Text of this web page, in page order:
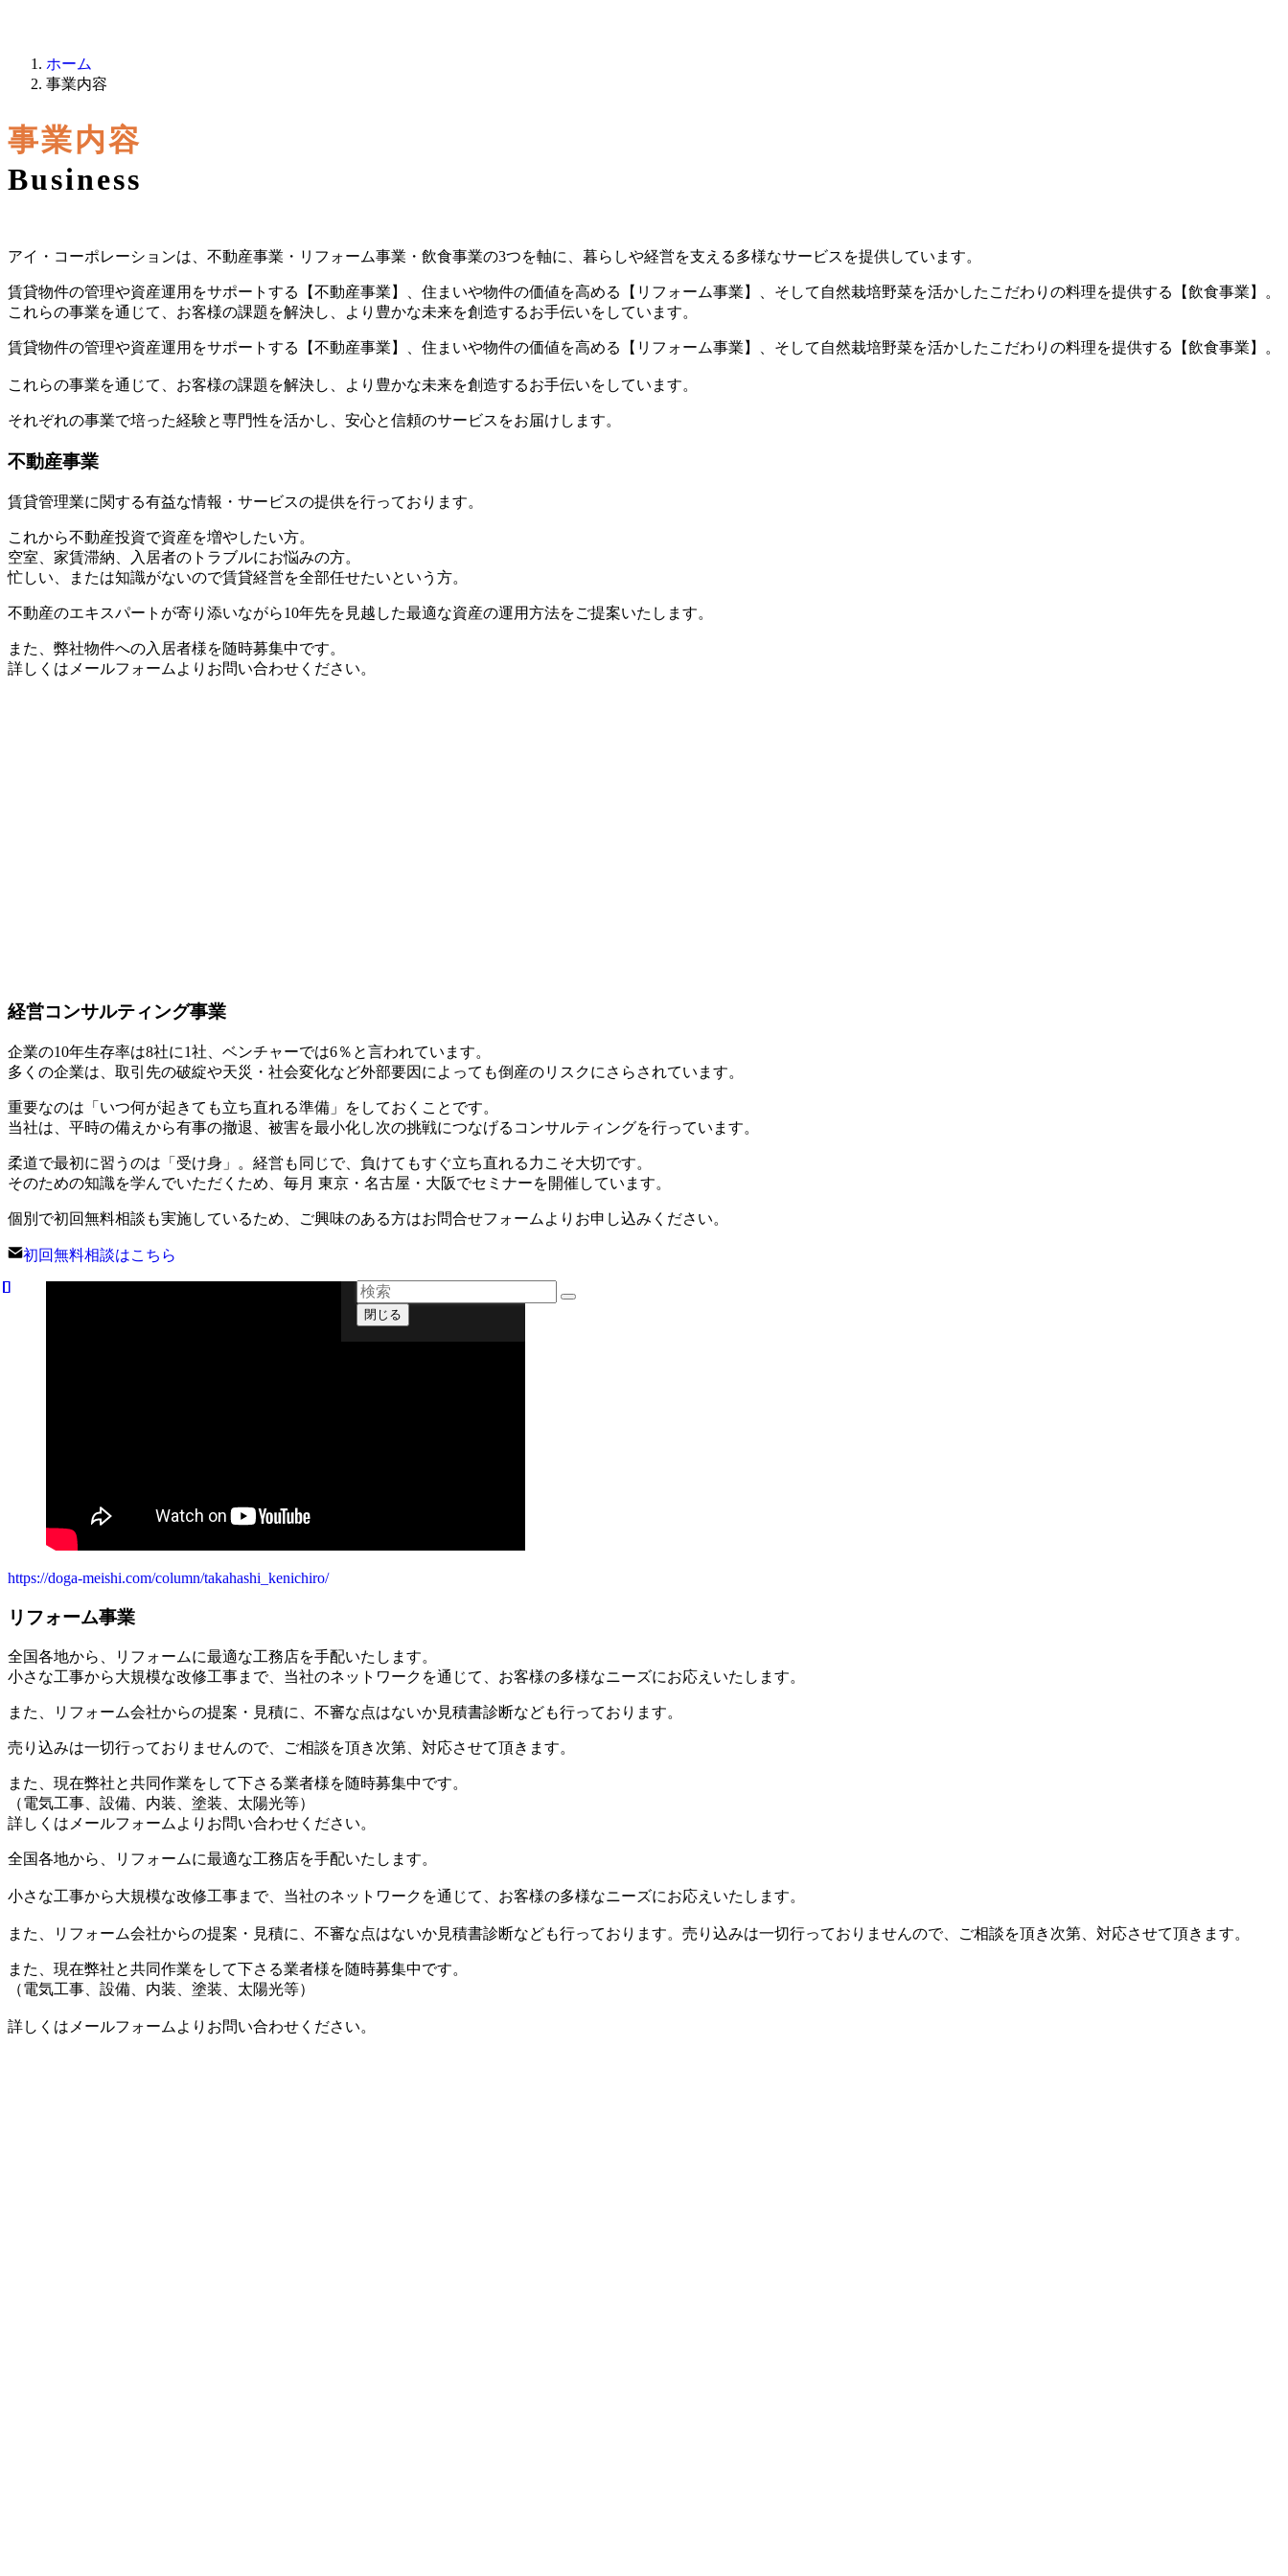
ホーム
事業内容
事業内容
Business
アイ・コーポレーションは、不動産事業・リフォーム事業・飲食事業の3つを軸に、暮らしや経営を支える多様なサービスを提供しています。
賃貸物件の管理や資産運用をサポートする【不動産事業】、住まいや物件の価値を高める【リフォーム事業】、そして自然栽培野菜を活かしたこだわりの料理を提供する【飲食事業】。
これらの事業を通じて、お客様の課題を解決し、より豊かな未来を創造するお手伝いをしています。
賃貸物件の管理や資産運用をサポートする【不動産事業】、住まいや物件の価値を高める【リフォーム事業】、そして自然栽培野菜を活かしたこだわりの料理を提供する【飲食事業】。
これらの事業を通じて、お客様の課題を解決し、より豊かな未来を創造するお手伝いをしています。
それぞれの事業で培った経験と専門性を活かし、安心と信頼のサービスをお届けします。
不動産事業
賃貸管理業に関する有益な情報・サービスの提供を行っております。
これから不動産投資で資産を増やしたい方。
空室、家賃滞納、入居者のトラブルにお悩みの方。
忙しい、または知識がないので賃貸経営を全部任せたいという方。
不動産のエキスパートが寄り添いながら10年先を見越した最適な資産の運用方法をご提案いたします。
また、弊社物件への入居者様を随時募集中です。
詳しくはメールフォームよりお問い合わせください。
経営コンサルティング事業
企業の10年生存率は8社に1社、ベンチャーでは6％と言われています。
多くの企業は、取引先の破綻や天災・社会変化など外部要因によっても倒産のリスクにさらされています。
重要なのは「いつ何が起きても立ち直れる準備」をしておくことです。
当社は、平時の備えから有事の撤退、被害を最小化し次の挑戦につなげるコンサルティングを行っています。
柔道で最初に習うのは「受け身」。経営も同じで、負けてもすぐ立ち直れる力こそ大切です。
そのための知識を学んでいただくため、毎月 東京・名古屋・大阪でセミナーを開催しています。
個別で初回無料相談も実施しているため、ご興味のある方はお問合せフォームよりお申し込みください。
初回無料相談はこちら
https://doga-meishi.com/column/takahashi_kenichiro/
リフォーム事業
全国各地から、リフォームに最適な工務店を手配いたします。
小さな工事から大規模な改修工事まで、当社のネットワークを通じて、お客様の多様なニーズにお応えいたします。
また、リフォーム会社からの提案・見積に、不審な点はないか見積書診断なども行っております。
売り込みは一切行っておりませんので、ご相談を頂き次第、対応させて頂きます。
また、現在弊社と共同作業をして下さる業者様を随時募集中です。
（電気工事、設備、内装、塗装、太陽光等）
詳しくはメールフォームよりお問い合わせください。
全国各地から、リフォームに最適な工務店を手配いたします。
小さな工事から大規模な改修工事まで、当社のネットワークを通じて、お客様の多様なニーズにお応えいたします。
また、リフォーム会社からの提案・見積に、不審な点はないか見積書診断なども行っております。売り込みは一切行っておりませんので、ご相談を頂き次第、対応させて頂きます。
また、現在弊社と共同作業をして下さる業者様を随時募集中です。
（電気工事、設備、内装、塗装、太陽光等）
詳しくはメールフォームよりお問い合わせください。
閉じる